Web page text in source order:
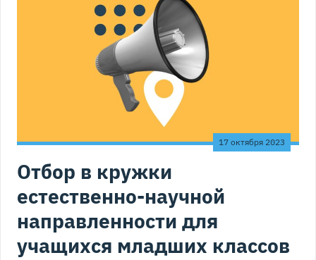
17 октября 2023
Отбор в кружки
естественно-научной
направленности для
учащихся младших классов